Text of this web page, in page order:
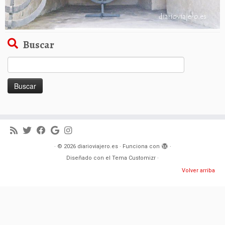
Buscar
· © 2026 diarioviajero.es· Funciona con
·
Diseñado con el Tema Customizr ·
Volver arriba